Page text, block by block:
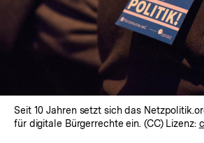
Seit 10 Jahren setzt sich das
für digitale Bürgerrechte ein. (CC) Lizenz: